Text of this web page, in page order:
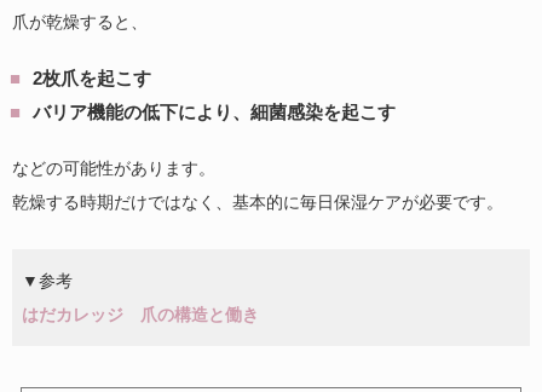
爪が乾燥すると、
2枚爪を起こす
バリア機能の低下により、細菌感染を起こす
などの可能性があります。
乾燥する時期だけではなく、基本的に毎日保湿ケアが必要です。
▼参考
はだカレッジ 爪の構造と働き